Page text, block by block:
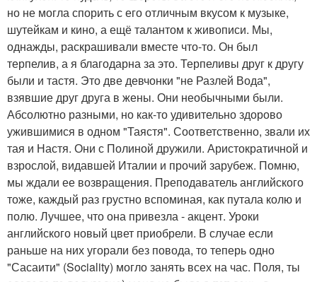
но не могла спорить с его отличным вкусом к музыке,
шутейкам и кино, а ещё талантом к живописи. Мы,
однажды, раскрашивали вместе что-то. Он был
терпелив, а я благодарна за это. Терпеливы друг к другу
были и тастя. Это две девчонки "не Разлей Вода",
взявшие друг друга в жены. Они необычными были.
Абсолютно разными, но как-то удивительно здорово
ужившимися в одном "Таястя". Соответственно, звали их
тая и Настя. Они с Полиной дружили. Аристократичной и
взрослой, видавшей Италии и прочий зарубеж. Помню,
мы ждали ее возвращения. Преподаватель английского
тоже, каждый раз грустно вспоминая, как путала колю и
полю. Лучшее, что она привезла - акцент. Уроки
английского новый цвет приобрели. В случае если
раньше на них угорали без повода, то теперь одно
"Сасаити" (Sociality) могло занять всех на час. Поля, ты